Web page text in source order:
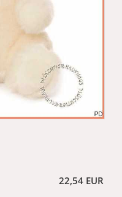
22,54 EUR